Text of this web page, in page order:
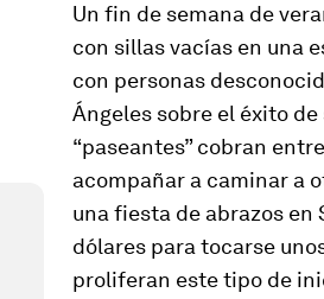
Un fin de semana de
con sillas vacías en una
con personas
Ángeles sobre el éxito
“paseantes” cobran
acompañar a caminar a
una fiesta de abrazos en
dólares para tocarse
proliferan este tipo de